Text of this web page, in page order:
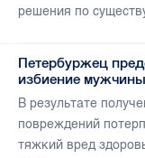
решения по
Петербуржец
избиение
В результате
повреждений
тяжкий вред